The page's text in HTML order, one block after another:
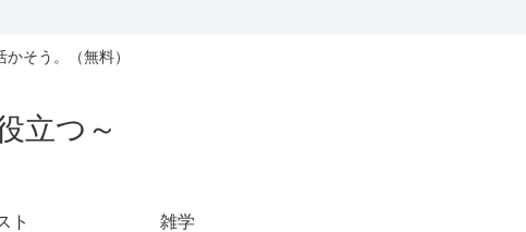
そう。（無料）
立つ～
ト 雑学